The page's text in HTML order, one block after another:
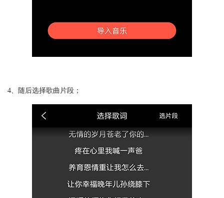
4、随后选择歌曲片段；